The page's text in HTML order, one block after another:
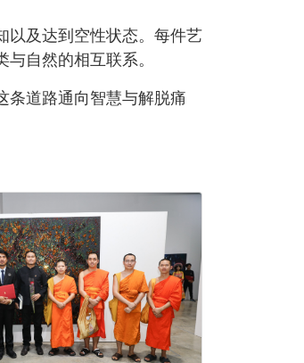
以及达到空性状态。每件艺
自然的相互联系。
条道路通向智慧与解脱痛